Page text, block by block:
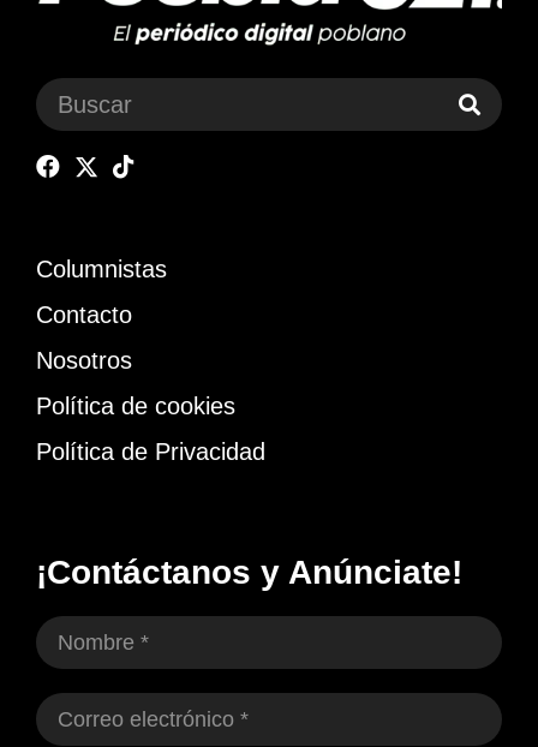
Columnistas
Contacto
Nosotros
Política de cookies
Política de Privacidad
¡Contáctanos y Anúnciate!